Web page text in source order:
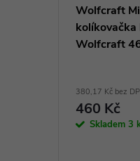
Wolfcraft
kolíkovačka
Wolfcraft
380,17 Kč bez
460 Kč
Skladem 3